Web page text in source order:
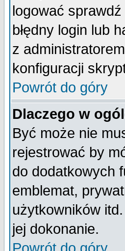
logować sprawdź
błędny login lub
z
konfiguracji
Powrót do góry
Dlaczego w
Być może nie
rejestrować by
do dodatkowych
emblemat,
użytkowników
jej dokonanie.